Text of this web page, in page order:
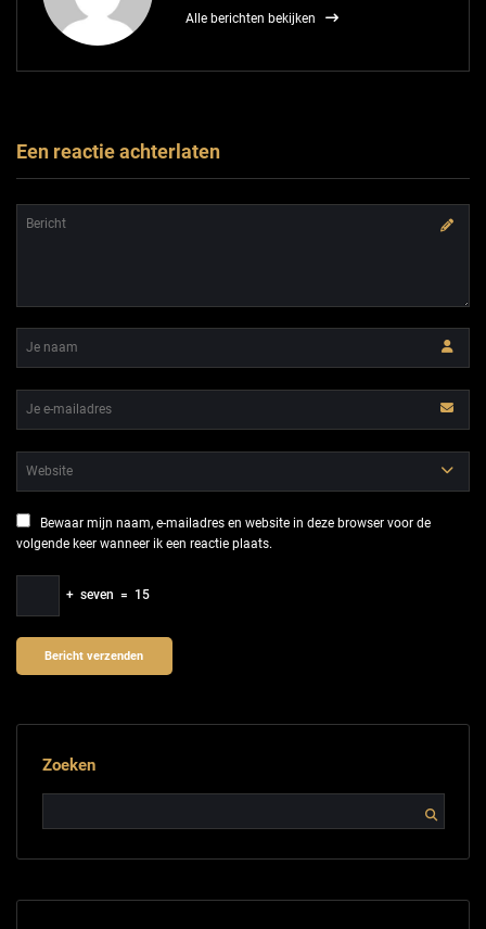
Alle berichten bekijken
Een reactie achterlaten
Bewaar mijn naam, e-mailadres en website in deze browser voor de
volgende keer wanneer ik een reactie plaats.
+ seven = 15
Zoeken